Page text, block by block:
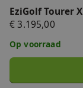
EziGolf Tourer X
€ 3.195,00
Op voorraad